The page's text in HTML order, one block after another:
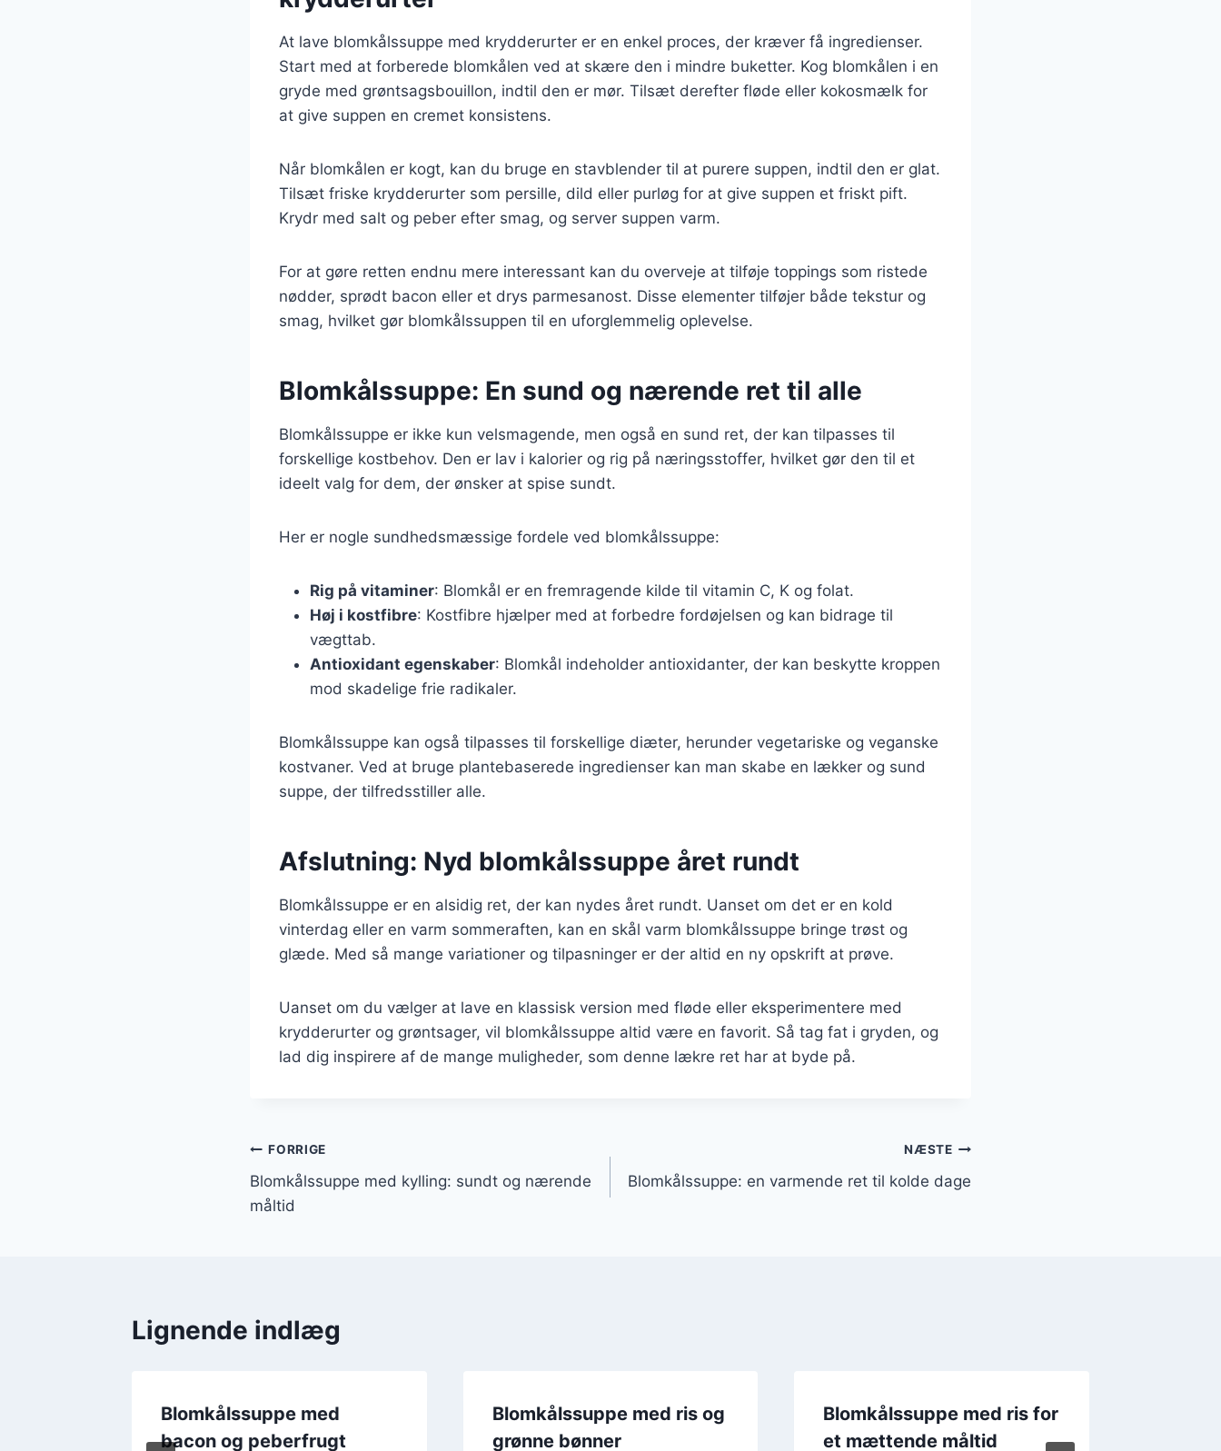
At lave blomkålssuppe med krydderurter er en enkel proces, der kræver få ingredienser.
Start med at forberede blomkålen ved at skære den i mindre buketter. Kog blomkålen i en
gryde med grøntsagsbouillon, indtil den er mør. Tilsæt derefter fløde eller kokosmælk for
at give suppen en cremet konsistens.
Når blomkålen er kogt, kan du bruge en stavblender til at purere suppen, indtil den er glat.
Tilsæt friske krydderurter som persille, dild eller purløg for at give suppen et friskt pift.
Krydr med salt og peber efter smag, og server suppen varm.
For at gøre retten endnu mere interessant kan du overveje at tilføje toppings som ristede
nødder, sprødt bacon eller et drys parmesanost. Disse elementer tilføjer både tekstur og
smag, hvilket gør blomkålssuppen til en uforglemmelig oplevelse.
Blomkålssuppe: En sund og nærende ret til alle
Blomkålssuppe er ikke kun velsmagende, men også en sund ret, der kan tilpasses til
forskellige kostbehov. Den er lav i kalorier og rig på næringsstoffer, hvilket gør den til et
ideelt valg for dem, der ønsker at spise sundt.
Her er nogle sundhedsmæssige fordele ved blomkålssuppe:
Rig på vitaminer: Blomkål er en fremragende kilde til vitamin C, K og folat.
Høj i kostfibre: Kostfibre hjælper med at forbedre fordøjelsen og kan bidrage til
vægttab.
Antioxidant egenskaber: Blomkål indeholder antioxidanter, der kan beskytte kroppen
mod skadelige frie radikaler.
Blomkålssuppe kan også tilpasses til forskellige diæter, herunder vegetariske og veganske
kostvaner. Ved at bruge plantebaserede ingredienser kan man skabe en lækker og sund
suppe, der tilfredsstiller alle.
Afslutning: Nyd blomkålssuppe året rundt
Blomkålssuppe er en alsidig ret, der kan nydes året rundt. Uanset om det er en kold
vinterdag eller en varm sommeraften, kan en skål varm blomkålssuppe bringe trøst og
glæde. Med så mange variationer og tilpasninger er der altid en ny opskrift at prøve.
Uanset om du vælger at lave en klassisk version med fløde eller eksperimentere med
krydderurter og grøntsager, vil blomkålssuppe altid være en favorit. Så tag fat i gryden, og
lad dig inspirere af de mange muligheder, som denne lækre ret har at byde på.
Indlægsnavigation
FORRIGE
Blomkålssuppe med kylling: sundt og nærende
måltid
NÆSTE
Blomkålssuppe: en varmende ret til kolde dage
Lignende indlæg
Blomkålssuppe med
bacon og peberfrugt
Blomkålssuppe med ris og
grønne bønner
Blomkålssuppe med ris for
et mættende måltid